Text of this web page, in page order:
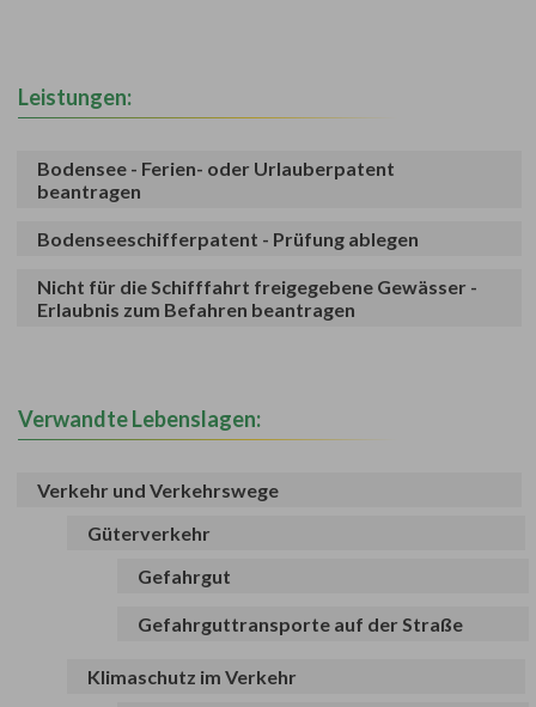
Leistungen:
Bodensee - Ferien- oder Urlauberpatent
beantragen
Bodenseeschifferpatent - Prüfung ablegen
Nicht für die Schifffahrt freigegebene Gewässer -
Erlaubnis zum Befahren beantragen
Verwandte Lebenslagen:
Verkehr und Verkehrswege
Güterverkehr
Gefahrgut
Gefahrguttransporte auf der Straße
Klimaschutz im Verkehr